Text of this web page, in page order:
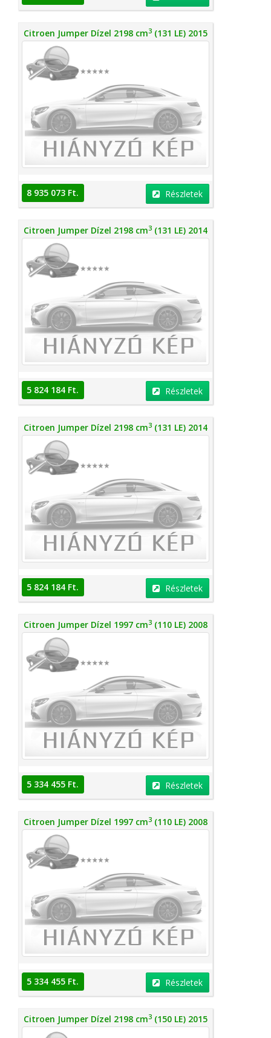
Citroen Jumper Dízel 2198 cm3 (131 LE) 2015
8 935 073 Ft. Részletek
Citroen Jumper Dízel 2198 cm3 (131 LE) 2014
5 824 184 Ft. Részletek
Citroen Jumper Dízel 2198 cm3 (131 LE) 2014
5 824 184 Ft. Részletek
Citroen Jumper Dízel 1997 cm3 (110 LE) 2008
5 334 455 Ft. Részletek
Citroen Jumper Dízel 1997 cm3 (110 LE) 2008
5 334 455 Ft. Részletek
Citroen Jumper Dízel 2198 cm3 (150 LE) 2015